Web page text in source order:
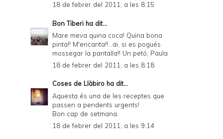
18 de febrer del 2011, a les 8:15
Bon Tiberi ha dit...
Mare meva quina coca! Quina bona
pinta!! M'encanta!!...ai, si es pogués
mossegar la pantalla!! Un petó, Paula
18 de febrer del 2011, a les 8:18
Coses de Llàbiro ha dit...
Aquesta és una de les receptes que
passen a pendents urgents!
Bon cap de setmana.
18 de febrer del 2011, a les 9:14